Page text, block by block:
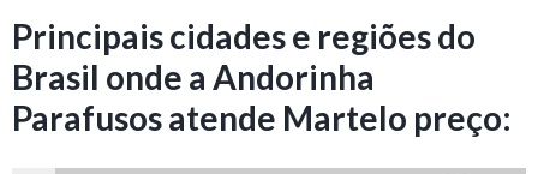
Principais cidades e regiões do
Brasil onde a Andorinha
Parafusos atende Martelo preço: